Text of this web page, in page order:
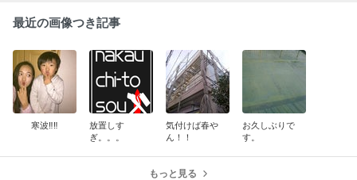
最近の画像つき記事
寒波‼︎‼︎
放置しす
ぎ。。。
気付けば春や
ん！！
お久しぶりで
す。
もっと見る